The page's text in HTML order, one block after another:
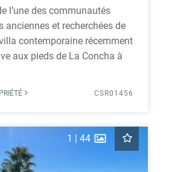
l’une des communautés
anciennes et recherchées de
contemporaine récemment
aux pieds de La Concha à
CSR01456
1 | 44